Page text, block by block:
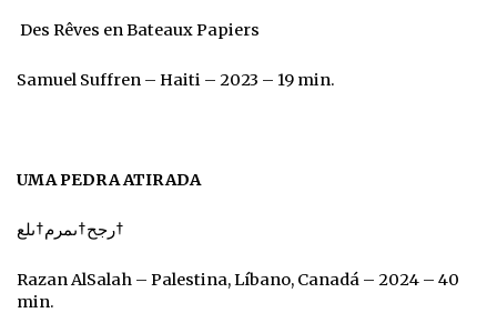
Des Rêves en Bateaux Papiers
Samuel Suffren – Haiti – 2023 – 19 min.
UMA PEDRA ATIRADA
رجح†ىمرم†ىلع†
Razan AlSalah – Palestina, Líbano, Canadá – 2024 – 40
min.